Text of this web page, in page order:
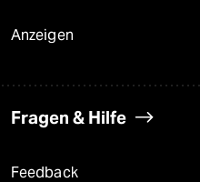
Anzeigen
Fragen & Hilfe
Feedback